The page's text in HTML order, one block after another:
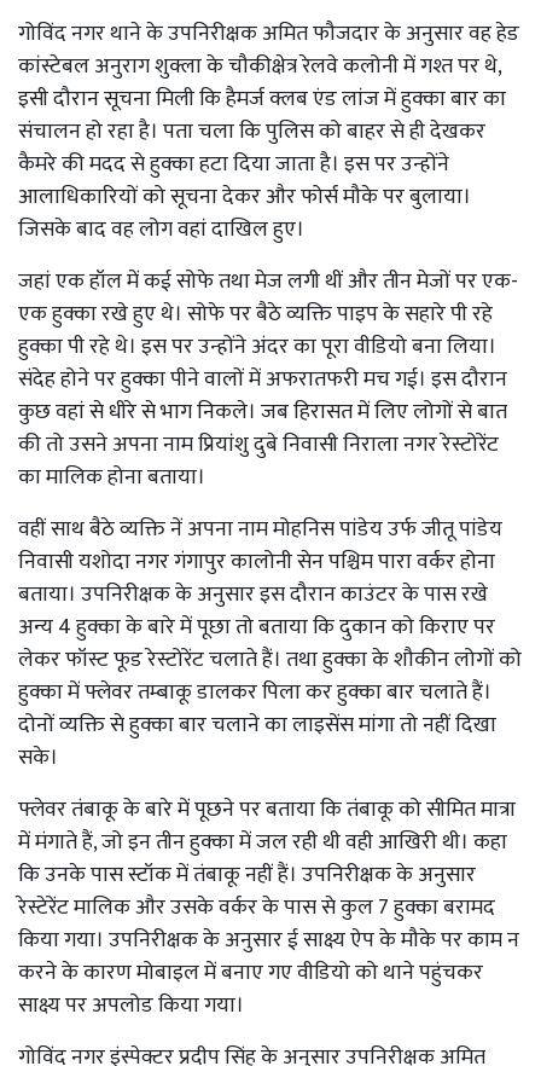
गोविंद नगर थाने के उपनिरीक्षक अमित फौजदार के अनुसार वह हेड
कांस्टेबल अनुराग शुक्ला के चौकीक्षेत्र रेलवे कलोनी में गश्त पर थे,
इसी दौरान सूचना मिली कि हैमर्ज क्लब एंड लांज में हुक्का बार का
संचालन हो रहा है। पता चला कि पुलिस को बाहर से ही देखकर
कैमरे की मदद से हुक्का हटा दिया जाता है। इस पर उन्होंने
आलाधिकारियों को सूचना देकर और फोर्स मौके पर बुलाया।
जिसके बाद वह लोग वहां दाखिल हुए।
जहां एक हॉल में कई सोफे तथा मेज लगी थीं और तीन मेजों पर एक-
एक हुक्का रखे हुए थे। सोफे पर बैठे व्यक्ति पाइप के सहारे पी रहे
हुक्का पी रहे थे। इस पर उन्होंने अंदर का पूरा वीडियो बना लिया।
संदेह होने पर हुक्का पीने वालों में अफरातफरी मच गई। इस दौरान
कुछ वहां से धीरे से भाग निकले। जब हिरासत में लिए लोगों से बात
की तो उसने अपना नाम प्रियांशु दुबे निवासी निराला नगर रेस्टोरेंट
का मालिक होना बताया।
वहीं साथ बैठे व्यक्ति नें अपना नाम मोहनिस पांडेय उर्फ जीतू पांडेय
निवासी यशोदा नगर गंगापुर कालोनी सेन पश्चिम पारा वर्कर होना
बताया। उपनिरीक्षक के अनुसार इस दौरान काउंटर के पास रखे
अन्य 4 हुक्का के बारे में पूछा तो बताया कि दुकान को किराए पर
लेकर फॉस्ट फूड रेस्टोरेंट चलाते हैं। तथा हुक्का के शौकीन लोगों को
हुक्का में फ्लेवर तम्बाकू डालकर पिला कर हुक्का बार चलाते हैं।
दोनों व्यक्ति से हुक्का बार चलाने का लाइसेंस मांगा तो नहीं दिखा
सके।
फ्लेवर तंबाकू के बारे में पूछने पर बताया कि तंबाकू को सीमित मात्रा
में मंगाते हैं, जो इन तीन हुक्का में जल रही थी वही आखिरी थी। कहा
कि उनके पास स्टॉक में तंबाकू नहीं हैं। उपनिरीक्षक के अनुसार
रेस्टेरेंट मालिक और उसके वर्कर के पास से कुल 7 हुक्का बरामद
किया गया। उपनिरीक्षक के अनुसार ई साक्ष्य ऐप के मौके पर काम न
करने के कारण मोबाइल में बनाए गए वीडियो को थाने पहुंचकर
साक्ष्य पर अपलोड किया गया।
गोविंद नगर इंस्पेक्टर प्रदीप सिंह के अनुसार उपनिरीक्षक अमित